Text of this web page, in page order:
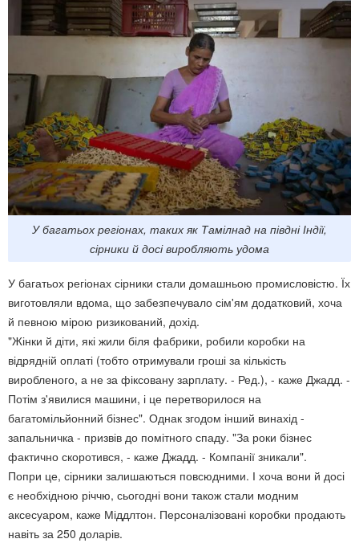
У багатьох регіонах, таких як Тамілнад на півдні Індії,
сірники й досі виробляють удома
У багатьох регіонах сірники стали домашньою промисловістю. Їх
виготовляли вдома, що забезпечувало сім'ям додатковий, хоча
й певною мірою ризикований, дохід.
"Жінки й діти, які жили біля фабрики, робили коробки на
відрядній оплаті (тобто отримували гроші за кількість
виробленого, а не за фіксовану зарплату. - Ред.), - каже Джадд. -
Потім з'явилися машини, і це перетворилося на
багатомільйонний бізнес". Однак згодом інший винахід -
запальничка - призвів до помітного спаду. "За роки бізнес
фактично скоротився, - каже Джадд. - Компанії зникали".
Попри це, сірники залишаються повсюдними. І хоча вони й досі
є необхідною річчю, сьогодні вони також стали модним
аксесуаром, каже Міддлтон. Персоналізовані коробки продають
навіть за 250 доларів.